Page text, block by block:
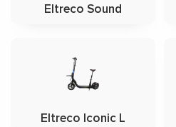
Eltreco Sound
Eltreco Iconic L